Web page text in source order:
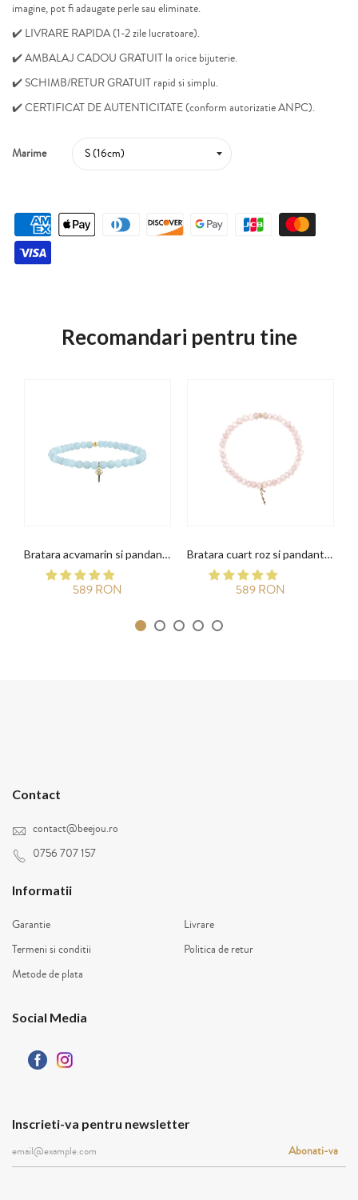
imagine, pot fi adaugate perle sau eliminate.
✔️ LIVRARE RAPIDA (1-2 zile lucratoare).
✔️ AMBALAJ CADOU GRATUIT la orice bijuterie.
✔️ SCHIMB/RETUR GRATUIT rapid si simplu.
✔️ CERTIFICAT DE AUTENTICITATE (conform autorizatieANPC).
Marime
Recomandari pentru tine
Bratara acvamarin si pandant cheie love - Aur galben de 14K
589 RON
Bratara cuart roz si pandant love - Aur galben de 14K
589 RON
Contact
contact@beejou.ro
0756 707 157
Informatii
Garantie
Livrare
Termeni si conditii
Politica de retur
Metode de plata
Social Media
Inscrieti-va pentru newsletter
Abonati-va